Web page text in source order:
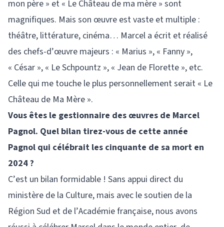
mon père » et « Le Château de ma mère » sont
magnifiques. Mais son œuvre est vaste et multiple :
théâtre, littérature, cinéma… Marcel a écrit et réalisé
des chefs-d’œuvre majeurs : « Marius », « Fanny »,
« César », « Le Schpountz », « Jean de Florette », etc.
Celle qui me touche le plus personnellement serait « Le
Château de Ma Mère ».
Vous êtes le gestionnaire des œuvres de Marcel
Pagnol. Quel bilan tirez-vous de cette année
Pagnol qui célébrait les cinquante de sa mort en
2024 ?
C’est un bilan formidable ! Sans appui direct du
ministère de la Culture, mais avec le soutien de la
Région Sud et de l’Académie française, nous avons